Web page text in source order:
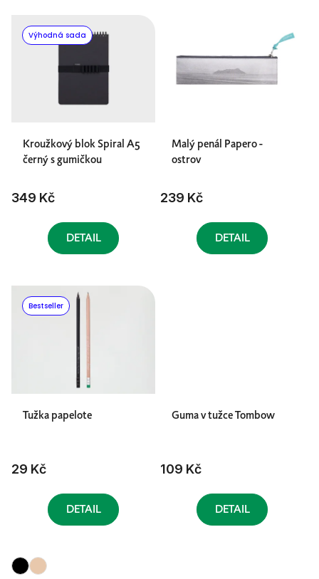
Výhodná sada
Kroužkový blok Spiral A5
černý s gumičkou
349 Kč
DETAIL
Malý penál Papero -
ostrov
239 Kč
DETAIL
Bestseller
Tužka papelote
29 Kč
DETAIL
Guma v tužce Tombow
109 Kč
DETAIL